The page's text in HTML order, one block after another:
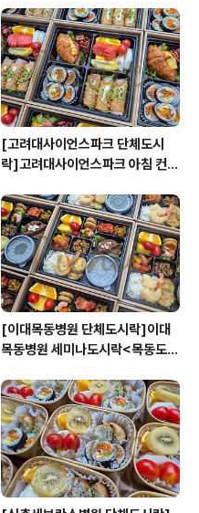
원스피크닉>
[고려대사이언스파크 단체도시
락]고려대사이언스파크 아침 컨퍼
시락/도시락케이터링:원스피크닉
>
[이대목동병원 단체도시락]이대
목동병원 세미나도시락<목동도시
원스피크닉>